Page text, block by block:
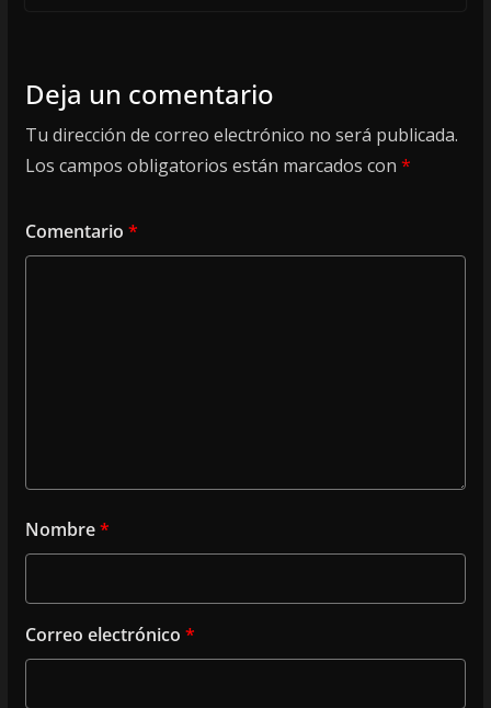
Deja un comentario
Tu dirección de correo electrónico no será publicada.
Los campos obligatorios están marcados con *
Comentario *
Nombre*
Correo electrónico *